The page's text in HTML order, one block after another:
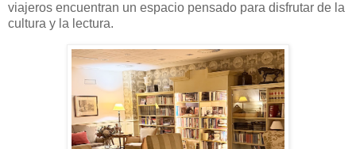
viajeros encuentran un espacio pensado para disfrutar de la
cultura y la lectura.